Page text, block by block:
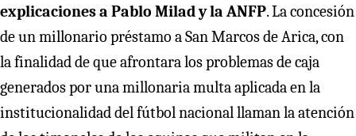
explicaciones a Pablo Milad y la ANFP. La concesión
de un millonario préstamo a San Marcos de Arica, con
la finalidad de que afrontara los problemas de caja
generados por una millonaria multa aplicada en la
institucionalidad del fútbol nacional llaman la atención